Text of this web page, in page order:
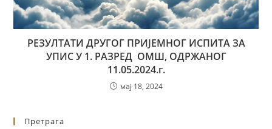
РЕЗУЛТАТИ ДРУГОГ ПРИЈЕМНОГ ИСПИТА ЗА
УПИС У 1. РАЗРЕД ОМШ, ОДРЖАНОГ
11.05.2024.г.
мај 18, 2024
Претрага